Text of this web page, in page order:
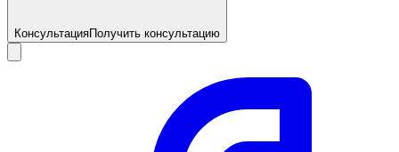
КонсультацияПолучить консультацию